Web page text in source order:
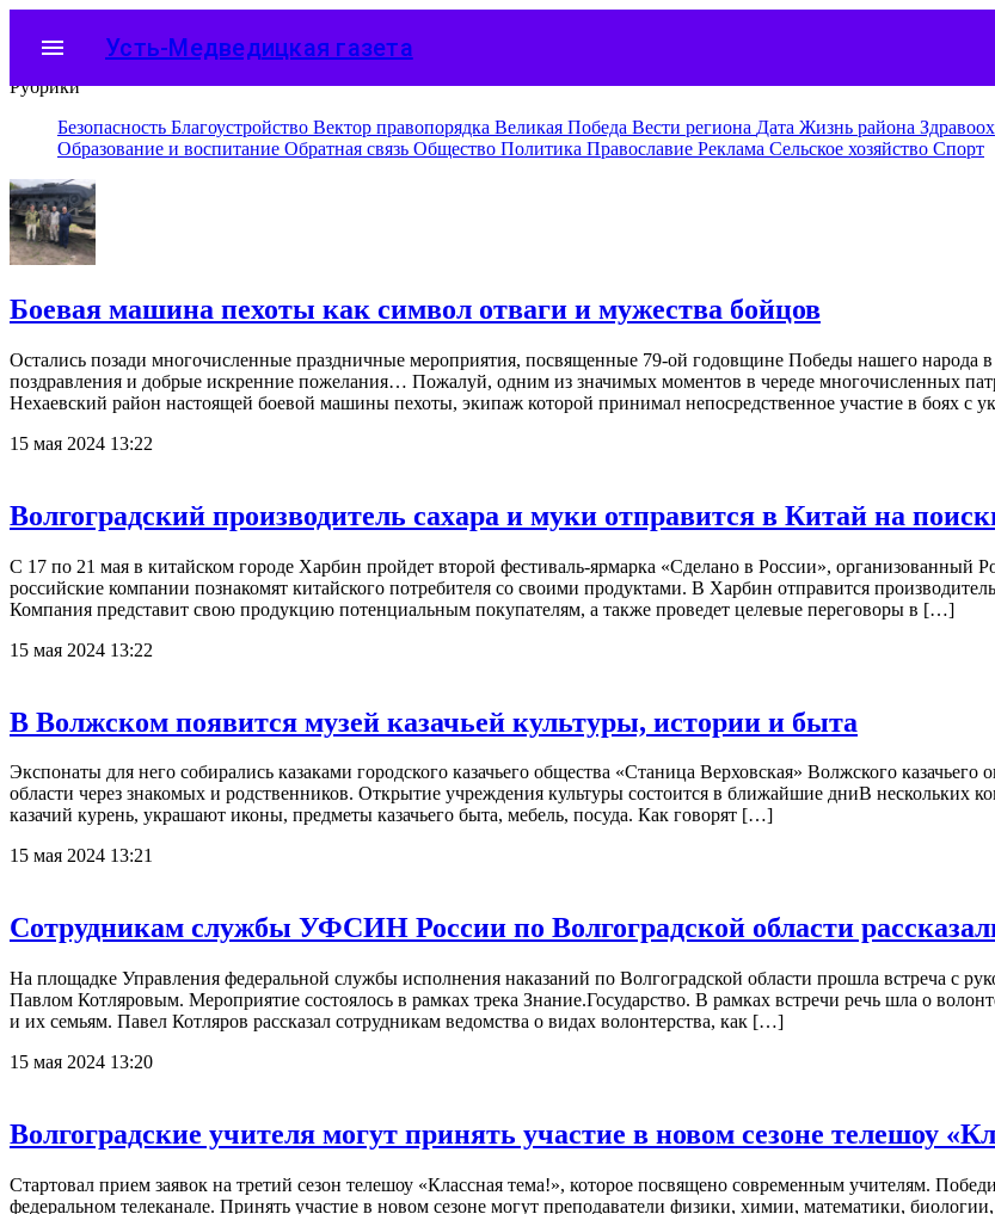
menu Усть-Медведицкая газета
Рубрики
Безопасность Благоустройство Вектор правопорядка Великая Победа Вести региона Дата Жизнь района
Образование и воспитание Обратная связь Общество Политика Православие Реклама Сельское хозяйство Спорт
Боевая машина пехоты как символ отваги и мужества бойцов
Остались позади многочисленные праздничные мероприятия, посвященные 79-ой годовщине Победы нашего народа
поздравления и добрые искренние пожелания… Пожалуй, одним из значимых моментов в череде многочисленных
Нехаевский район настоящей боевой машины пехоты, экипаж которой принимал непосредственное участие в боях с
15 мая 2024 13:22
Волгоградский производитель сахара и муки отправится в Китай на
С 17 по 21 мая в китайском городе Харбин пройдет второй фестиваль-ярмарка «Сделано в России»,
российские компании познакомят китайского потребителя со своими продуктами. В Харбин отправится
Компания представит свою продукцию потенциальным покупателям, а также проведет целевые переговоры в […]
15 мая 2024 13:22
В Волжском появится музей казачьей культуры, истории и быта
Экспонаты для него собирались казаками городского казачьего общества «Станица Верховская» Волжского
области через знакомых и родственников. Открытие учреждения культуры состоится в ближайшие дниВ нескольких
казачий курень, украшают иконы, предметы казачьего быта, мебель, посуда. Как говорят […]
15 мая 2024 13:21
Сотрудникам службы УФСИН России по Волгоградской области
На площадке Управления федеральной службы исполнения наказаний по Волгоградской области прошла встреча с
Павлом Котляровым. Мероприятие состоялось в рамках трека Знание.Государство. В рамках встречи речь шла о
и их семьям. Павел Котляров рассказал сотрудникам ведомства о видах волонтерства, как […]
15 мая 2024 13:20
Волгоградские учителя могут принять участие в новом сезоне телешоу
Стартовал прием заявок на третий сезон телешоу «Классная тема!», которое посвящено современным учителям.
федеральном телеканале. Принять участие в новом сезоне могут преподаватели физики, химии, математики,